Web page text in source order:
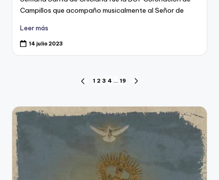
Campillos que acompaño musicalmente al Señor de
Leer más
14 julio 2023
Navegación
de
entradas
PÁGINA
1 2 3 4 … 19